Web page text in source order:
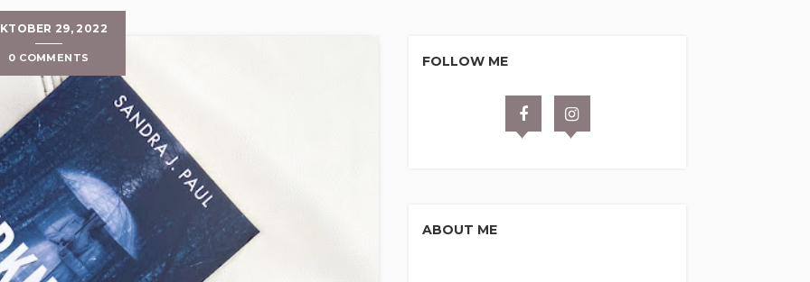
29, 2022
0 COMMENTS FOLLOW ME
ABOUT ME